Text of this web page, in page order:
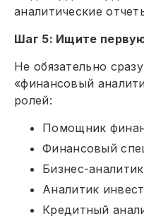
аналитические
Шаг 5: Ищите
Не обязательно
«‎финансовый
ролей:
Помощник
Финансовый
Бизнес-
Аналитик
Кредитный